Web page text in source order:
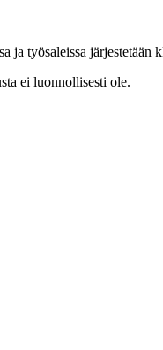
ja työsaleissa
ei luonnollisesti ole.